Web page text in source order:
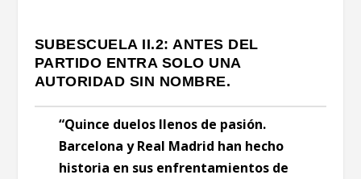
SUBESCUELA II.2: ANTES DEL
PARTIDO ENTRA SOLO UNA
AUTORIDAD SIN NOMBRE.
“Quince duelos llenos de pasión.
Barcelona y Real Madrid han hecho
historia en sus enfrentamientos de